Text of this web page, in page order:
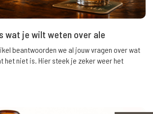
wat je wilt weten over ale
beantwoorden we al jouw vragen over wat
het niet is. Hier steek je zeker weer het